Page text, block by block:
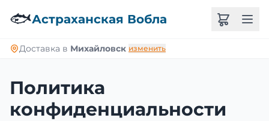
🐟Астраханская Вобла
Доставка в Михайловск изменить
Политика
конфиденциальности